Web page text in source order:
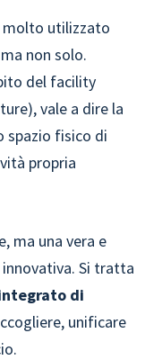
molto utilizzato
non solo.
del facility
vale a dire la
spazio fisico di
propria
ma una vera e
Si tratta
di
unificare